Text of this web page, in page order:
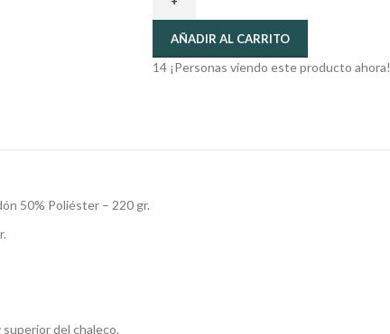
AÑADIR AL CARRITO
14 ¡Personas viendo este producto ahora!
50% Poliéster – 220 gr.
del chaleco.